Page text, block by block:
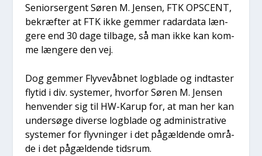
Seni­o­r­ser­gent Søren M. Jen­sen, FTK OPSCENT,
bekræf­ter at FTK ikke gem­mer radar­da­ta læn­
ge­re end 30 dage til­ba­ge, så man ikke kan kom­
me læn­ge­re den vej.
Dog gem­mer Fly­ve­våb­net log­bla­de og ind­ta­ster
fly­tid i div. syste­mer, hvor­for Søren M. Jen­sen
hen­ven­der sig til HW-Karup for, at man her kan
under­sø­ge diver­se log­bla­de og admi­ni­stra­ti­ve
syste­mer for flyv­nin­ger i det pågæl­den­de områ­
de i det pågæl­den­de tids­rum.